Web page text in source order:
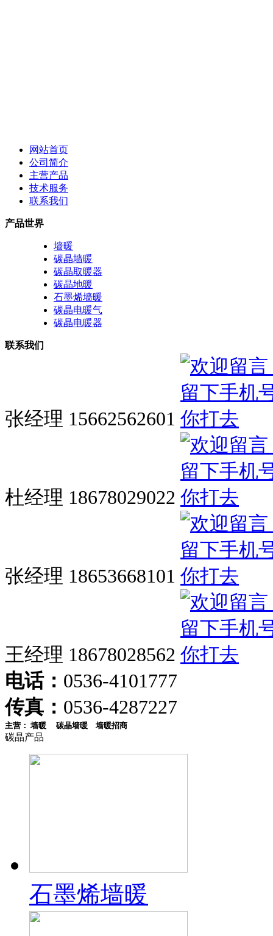
网站首页
公司简介
主营产品
技术服务
联系我们
产品世界
墙暖
碳晶墙暖
碳晶取暖器
碳晶地暖
石墨烯墙暖
碳晶电暖气
碳晶电暖器
联系我们
张经理 15662562601
杜经理 18678029022
张经理 18653668101
王经理 18678028562
电话： 0536-4101777
传真： 0536-4287227
主营： 墙暖 碳晶墙暖 墙暖招商
碳晶产品
石墨烯墙暖